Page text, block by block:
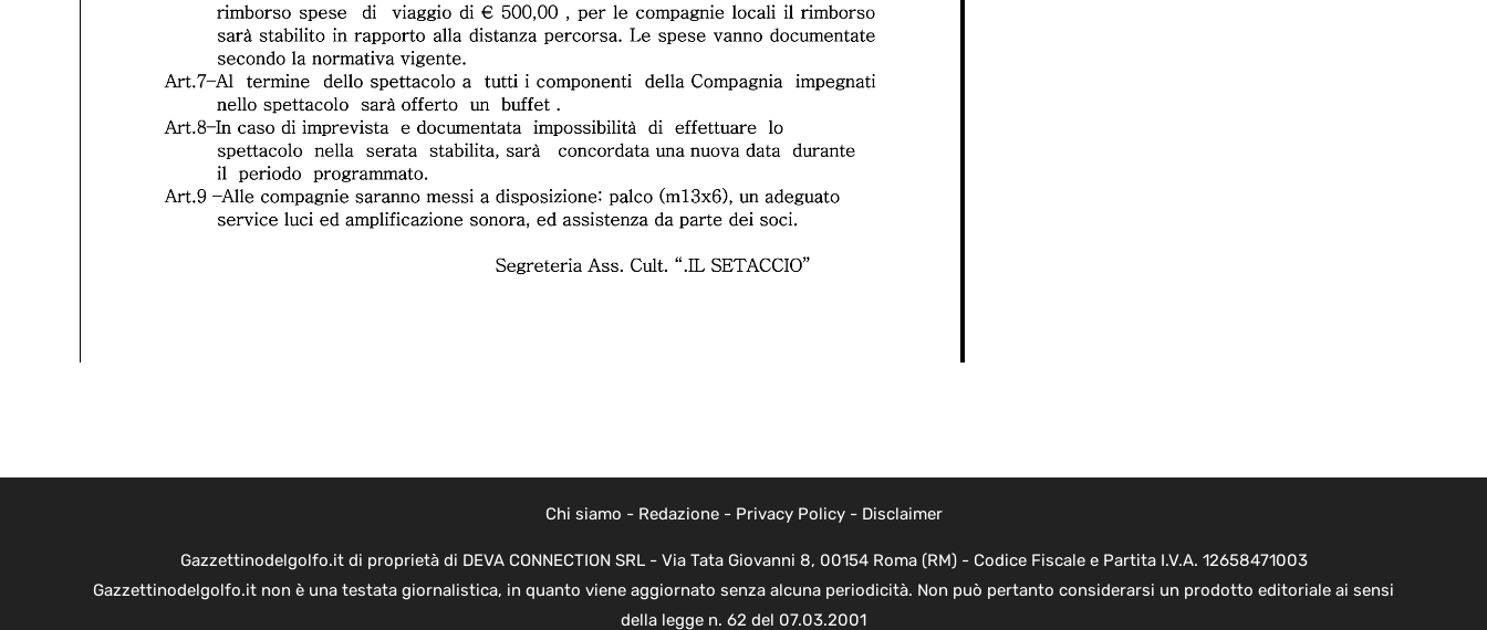
Chi siamo - Redazione- Privacy Policy- Disclaimer
Gazzettinodelgolfo.it di proprietà di DEVA CONNECTION SRL - Via Tata Giovanni 8, 00154 Roma (RM) - Codice Fiscale e Partita I.V.A. 12658471003
Gazzettinodelgolfo.it non è una testata giornalistica, in quanto viene aggiornato senza alcuna periodicità. Non può pertanto considerarsi un prodotto editoriale ai sensi
della legge n. 62 del 07.03.2001